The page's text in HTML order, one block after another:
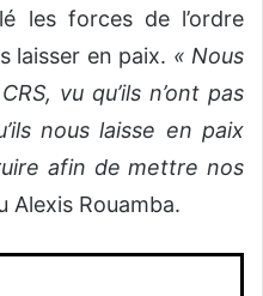
les forces de l’ordre
laisser en paix. « Nous
vu qu’ils n’ont pas
nous laisse en paix
afin de mettre nos
Alexis Rouamba.